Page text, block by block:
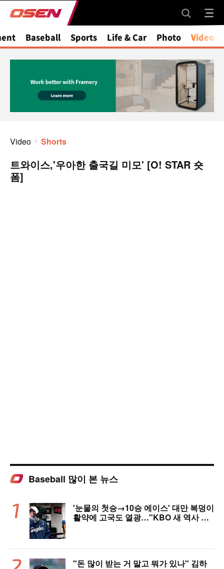
Baseball Sports Life & Car Photo Video
Video Shorts
트와이스,'우아한 출국길 미모' [O! STAR 숏
폼]
Baseball 많이 본 뉴스
'눈물의 첫승→10승 에이스' 대만 복덩이
활약에 고국도 열광…"KBO 새 역사 썼
"돈 많이 받는 거 말고 뭐가 있나" 김하